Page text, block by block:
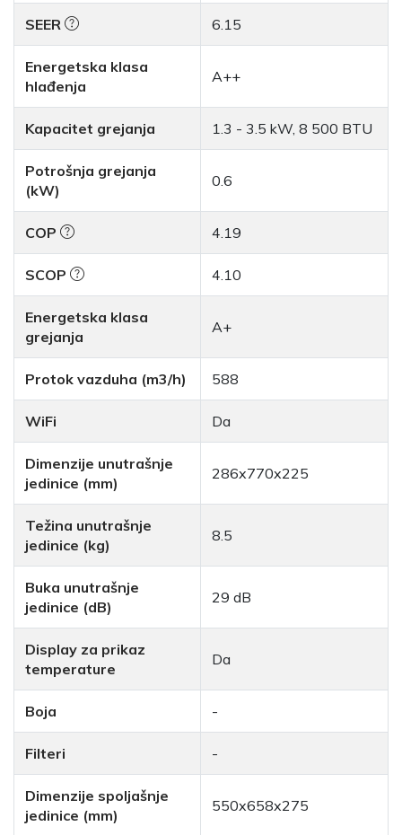
SEER 6.15
Energetska klasa
hlađenja
A++
Kapacitet grejanja 1.3 - 3.5 kW, 8 500 BTU
Potrošnja grejanja
(kW)
0.6
COP 4.19
SCOP 4.10
Energetska klasa
grejanja
A+
Protok vazduha (m3/h) 588
WiFi Da
Dimenzije unutrašnje
jedinice (mm)
286x770x225
Težina unutrašnje
jedinice (kg)
8.5
Buka unutrašnje
jedinice (dB)
29 dB
Display za prikaz
temperature
Da
Boja -
Filteri -
Dimenzije spoljašnje
jedinice (mm)
550x658x275